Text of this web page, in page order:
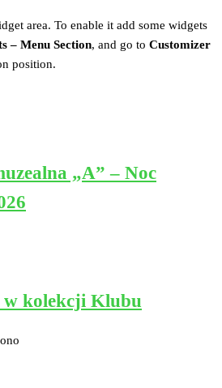
area. To enable it add some widgets
– Menu Section, and go to Customizer
position.
„A” – Noc
kolekcji Klubu